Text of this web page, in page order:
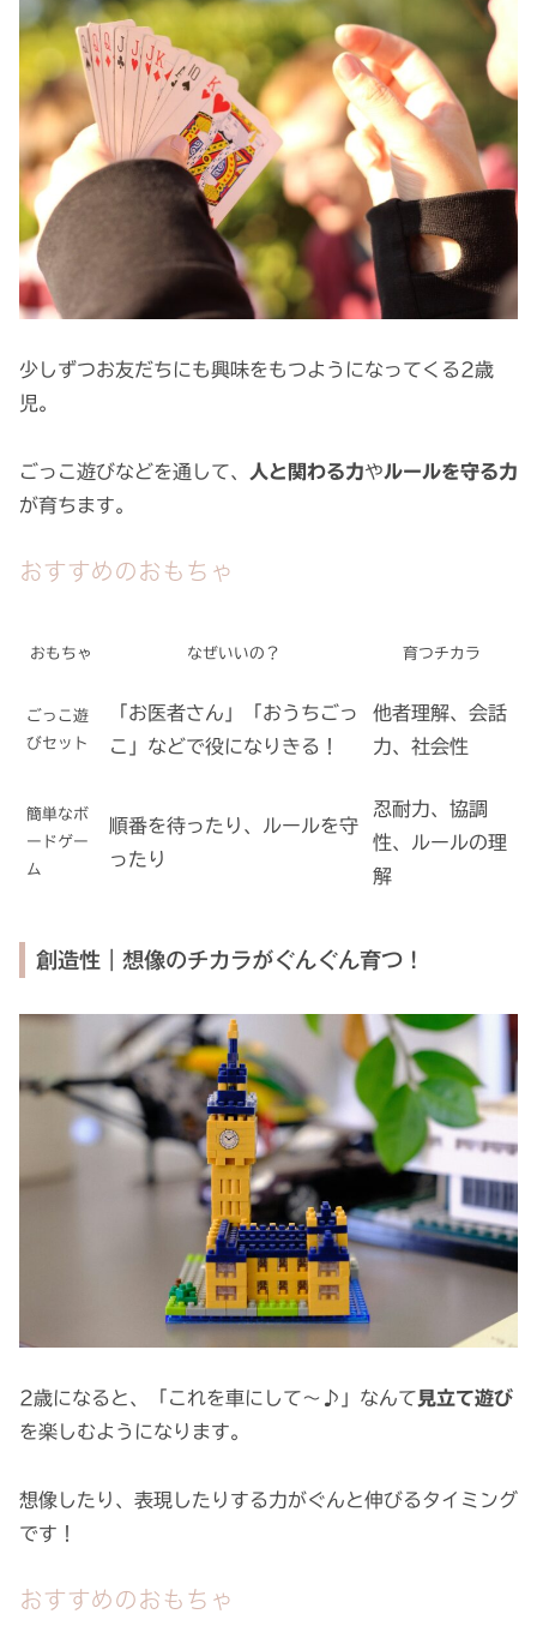
少しずつお友だちにも興味をもつようになってくる2歳
児。
ごっこ遊びなどを通して、 人と関わる力やルールを守る力
が育ちます。
おすすめのおもちゃ
おもちゃ なぜいいの？ 育つチカラ
ごっこ遊
びセット
「お医者さん」「おうちごっ
こ」などで役になりきる！
他者理解、会話
力、社会性
簡単なボ
ードゲー
ム
順番を待ったり、ルールを守
ったり
忍耐力、協調
性、ルールの理
解
創造性｜想像のチカラがぐんぐん育つ！
2歳になると、「これを車にして〜♪」なんて見立て遊び
を楽しむようになります。
想像したり、表現したりする力がぐんと伸びるタイミング
です！
おすすめのおもちゃ